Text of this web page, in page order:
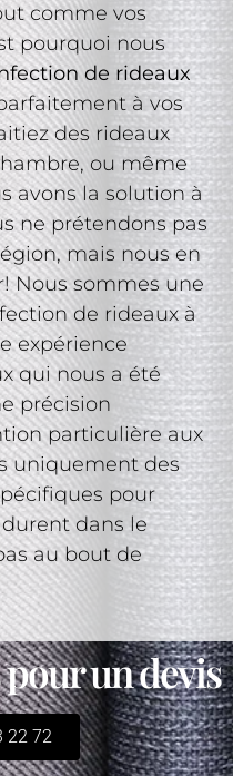
comme vos
pourquoi nous
de rideaux
à vos
des rideaux
ou même
avons la solution à
ne prétendons pas
mais nous en
Nous sommes une
de rideaux à
expérience
qui nous a été
précision
particulière aux
uniquement des
pour
dans le
au bout de
un devis
22 72